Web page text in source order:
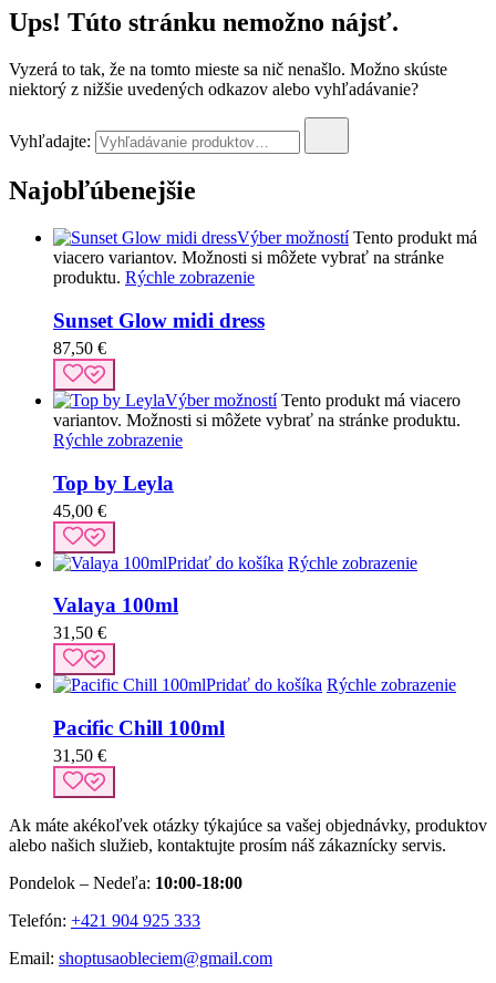
Ups! Túto stránku nemožno nájsť.
Vyzerá to tak, že na tomto mieste sa nič nenašlo. Možno skúste
niektorý z nižšie uvedených odkazov alebo vyhľadávanie?
Vyhľadajte:
Najobľúbenejšie
Výber možností Tento produkt má
viacero variantov. Možnosti si môžete vybrať na stránke
produktu. Rýchle zobrazenie
Sunset Glow midi dress
87,50 €
Výber možností Tento produkt má viacero
variantov. Možnosti si môžete vybrať na stránke produktu.
Rýchle zobrazenie
Top by Leyla
45,00 €
Pridať do košíka Rýchle zobrazenie
Valaya 100ml
31,50 €
Pridať do košíka Rýchle zobrazenie
Pacific Chill 100ml
31,50 €
Ak máte akékoľvek otázky týkajúce sa vašej objednávky, produktov
alebo našich služieb, kontaktujte prosím náš zákaznícky servis.
Pondelok – Nedeľa: 10:00-18:00
Telefón: +421 904 925 333
Email: shoptusaobleciem@gmail.com